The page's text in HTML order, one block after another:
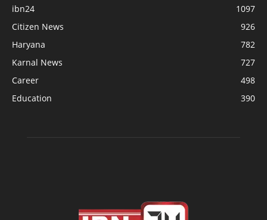
ibn24
1097
Citizen News
926
Haryana
782
Karnal News
727
Career
498
Education
390